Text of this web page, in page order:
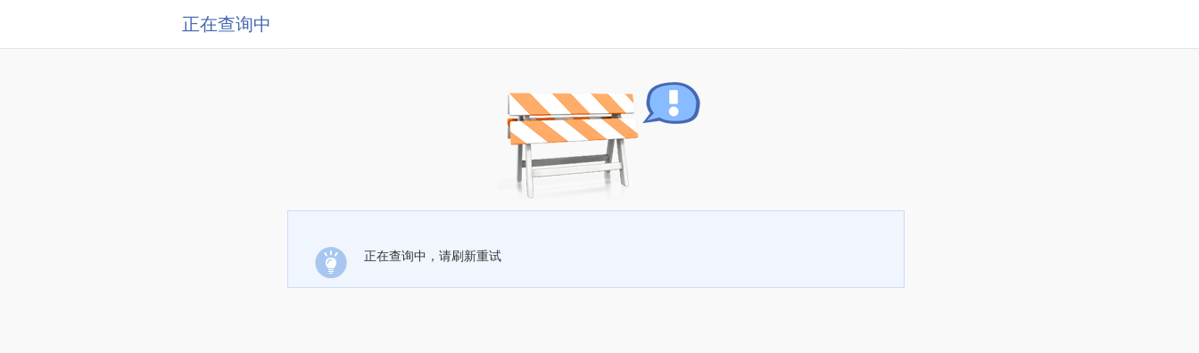
正在查询中
正在查询中，请刷新重试